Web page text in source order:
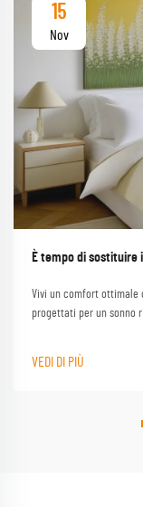
15
Nov
È tempo di sostituire
Vivi un comfort ottimale
progettati per un sonno
VEDI DI PIÙ